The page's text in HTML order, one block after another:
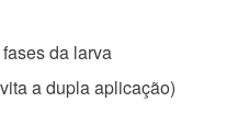
da larva
a dupla aplicação)